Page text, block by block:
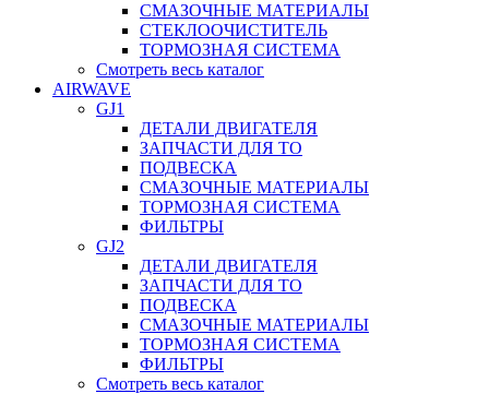
СМАЗОЧНЫЕ МАТЕРИАЛЫ
СТЕКЛООЧИСТИТЕЛЬ
ТОРМОЗНАЯ СИСТЕМА
Смотреть весь каталог
AIRWAVE
GJ1
ДЕТАЛИ ДВИГАТЕЛЯ
ЗАПЧАСТИ ДЛЯ ТО
ПОДВЕСКА
СМАЗОЧНЫЕ МАТЕРИАЛЫ
ТОРМОЗНАЯ СИСТЕМА
ФИЛЬТРЫ
GJ2
ДЕТАЛИ ДВИГАТЕЛЯ
ЗАПЧАСТИ ДЛЯ ТО
ПОДВЕСКА
СМАЗОЧНЫЕ МАТЕРИАЛЫ
ТОРМОЗНАЯ СИСТЕМА
ФИЛЬТРЫ
Смотреть весь каталог